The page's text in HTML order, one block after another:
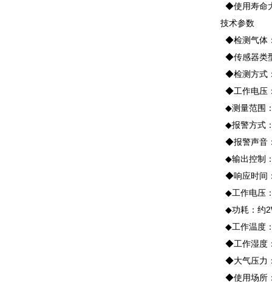
◆使用寿命
技术参数
◆检测气体
◆传感器类型
◆检测方式
◆工作电压
◆测量范围
◆报警方式
◆报警声音
◆输出控制：
◆响应时间
◆工作电压
◆功耗：约
◆工作温度
◆工作湿度
◆大气压力
◆使用场所